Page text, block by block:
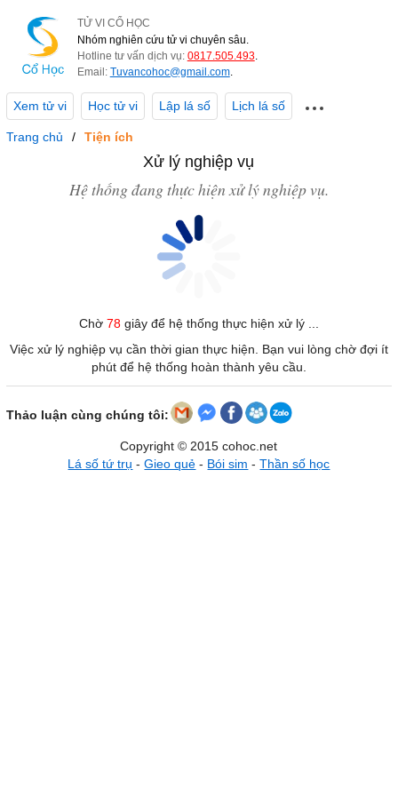
TỬ VI CỔ HỌC
Nhóm nghiên cứu tử vi chuyên sâu.
Hotline tư vấn dịch vụ: 0817.505.493.
Email: Tuvancohoc@gmail.com.
Xem tử vi Học tử vi Lập lá số Lịch lá số
Trang chủ Tiện ích
Xử lý nghiệp vụ
Hệ thống đang thực hiện xử lý nghiệp vụ.
Chờ 78giây để hệ thống thực hiện xử lý ...
Việc xử lý nghiệp vụ cần thời gian thực hiện. Bạn vui lòng chờ đợi ít
phút để hệ thống hoàn thành yêu cầu.
Thảo luận cùng chúng tôi:
Copyright © 2015 cohoc.net
Lá số tứ trụ -Gieo quẻ - Bói sim -Thần số học